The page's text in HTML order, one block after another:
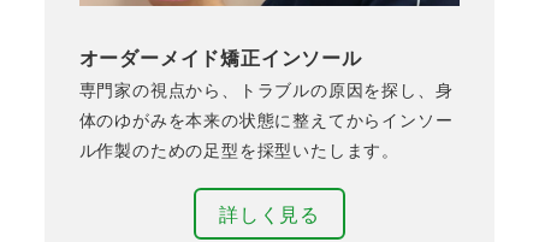
オーダーメイド矯正インソール
専門家の視点から、トラブルの原因を探し、身
体のゆがみを本来の状態に整えてからインソー
ル作製のための足型を採型いたします。
詳しく見る